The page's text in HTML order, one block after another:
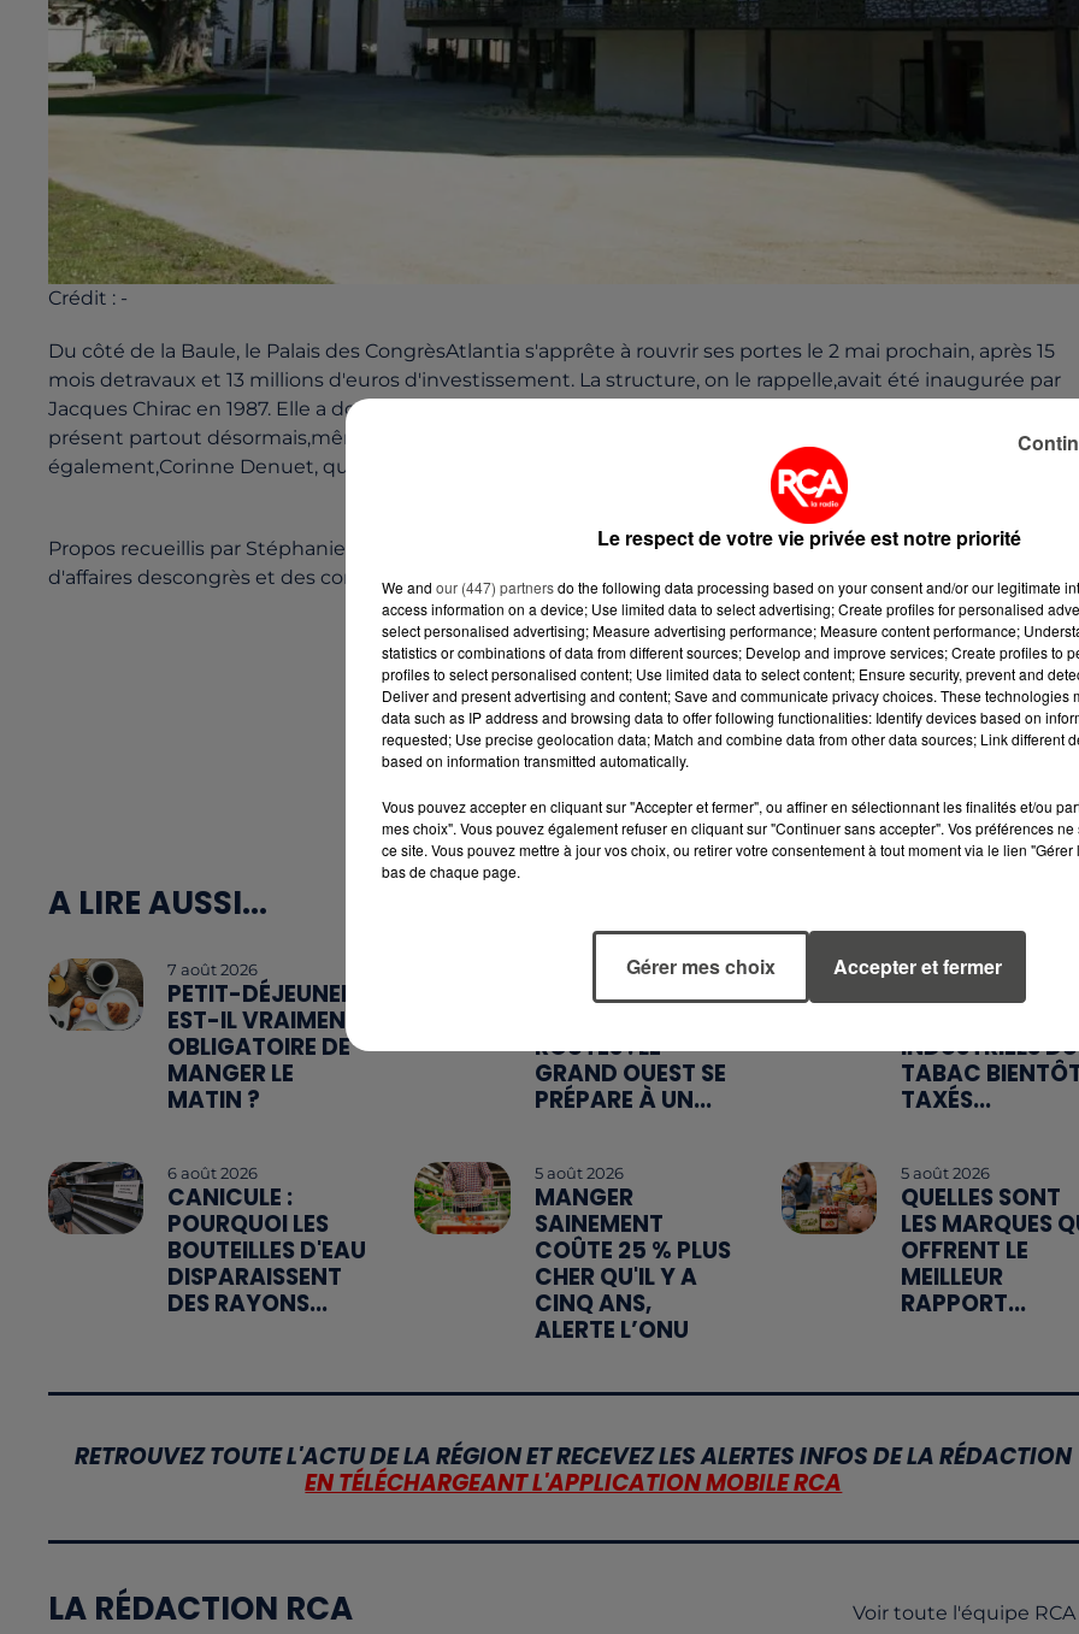
Crédit : -
Du côté de la Baule, le Palais des CongrèsAtlantia s'apprête à rouvrir ses portes le 2 mai prochain, après 15
mois detravaux et 13 millions d'euros d'investissement. La structure, on le rappelle,avait été inaugurée par
Jacques Chirac en 1987. Elle a donc été mise auxnormes, modernisée, transformée. Le multimédia est
présent partout désormais,même sur la façade. Atlantia repart avec une nouvelle directrice
également,Corinne Denuet, qui veut avant tout développer l'offre de congrès àl'international.
Propos recueillis par Stéphanie Leborgne.Atlantia mise sur une progression de 50% en deux ans du chiffre
d'affaires descongrès et des conventions d'entreprises.
A LIRE AUSSI...
7 août 2026
PETIT-DÉJEUNER :
EST-IL VRAIMENT
OBLIGATOIRE DE
MANGER LE
MATIN ?
WEEK-END
ROUTES : LE
GRAND OUEST SE
PRÉPARE À UN...
6 août 2026
MÉGOTS ET FEUX
INDUSTRIELS DU
TABAC
TAXÉS...
6 août 2026
CANICULE :
POURQUOI LES
BOUTEILLES D'EAU
DISPARAISSENT
DES RAYONS...
5 août 2026
MANGER
SAINEMENT
COÛTE 25 % PLUS
CHER QU'IL Y A
CINQ ANS,
ALERTE L’ONU
5 août 2026
QUELLES SONT
LES MARQUES
OFFRENT LE
MEILLEUR
RAPPORT...
RETROUVEZ TOUTE L'ACTU DE LA RÉGION ET RECEVEZ LES ALERTES INFOS DE LA RÉDACTION
EN TÉLÉCHARGEANT L'APPLICATION MOBILE RCA
LA RÉDACTION RCA Voir toute l'équipe RCA
Le respect de votre vie privée est notre priorité
We and our (447) partnersdo the following data processing based on your consent and/or our legitimate
access information on a device; Use limited data to select advertising; Create profiles for personalised
select personalised advertising; Measure advertising performance; Measure content performance;
statistics or combinations of data from different sources; Develop and improve services; Create profiles to
profiles to select personalised content; Use limited data to select content; Ensure security, prevent and
Deliver and present advertising and content; Save and communicate privacy choices. These technologies
data such as IP address and browsing data to offer following functionalities: Identify devices based on
requested; Use precise geolocation data; Match and combine data from other data sources; Link different
based on information transmitted automatically.
Vous pouvez accepter en cliquant sur "Accepter et fermer", ou affiner en sélectionnant les finalités et/ou
mes choix". Vous pouvez également refuser en cliquant sur "Continuer sans accepter". Vos préférences
ce site. Vous pouvez mettre à jour vos choix, ou retirer votre consentement à tout moment via le lien
bas de chaque page.
Gérer mes choix Accepter et fermer